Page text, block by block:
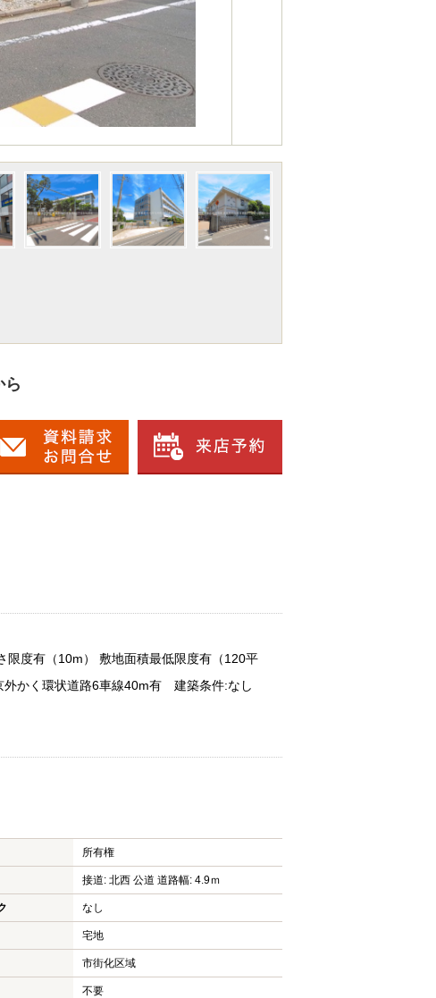
ら
限度有（10m） 敷地面積最低限度有（120平
外かく環状道路6車線40m有 建築条件:なし
所有権
接道: 北西 公道 道路幅: 4.9ｍ
なし
宅地
市街化区域
不要